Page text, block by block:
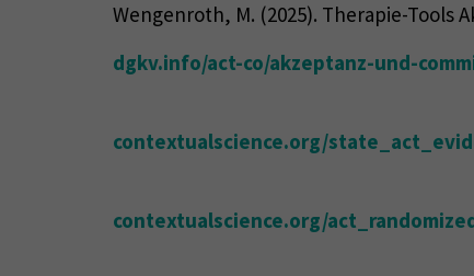
Wengenroth, M. (2025). Therapie-Tools
dgkv.info/act-co/akzeptanz-und-
contextualscience.org/
contextualscience.org/